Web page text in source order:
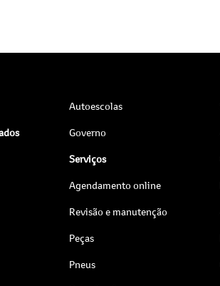
Autoescolas
Governo
Serviços
Agendamento online
Revisão e manutenção
Peças
Pneus